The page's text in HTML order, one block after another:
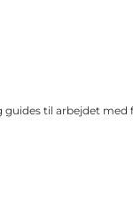
guides til arbejdet